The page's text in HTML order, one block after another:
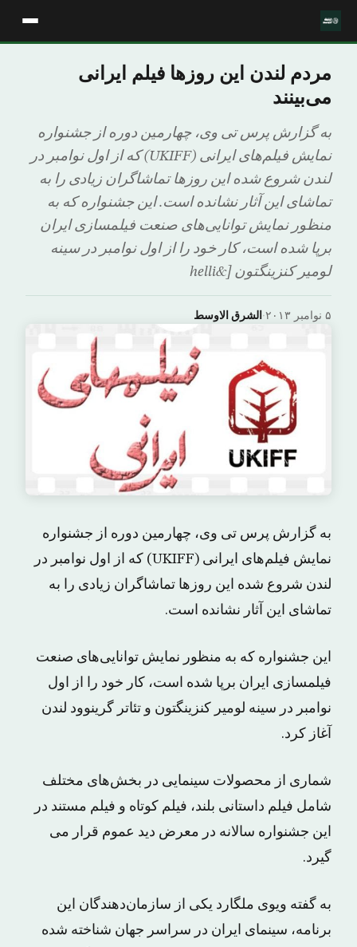
مردم لندن این روزها فیلم ایرانی
می‌بینند
به گزارش پرس تی وی، چهارمین دوره از جشنواره
نمایش فیلم‌های ایرانی (UKIFF) که از اول نوامبر در
لندن شروع شده این روزها تماشاگران زیادی را به
تماشای این آثار نشانده است. این جشنواره که به
منظور نمایش توانایی‌های صنعت فیلمسازی ایران
برپا شده است، کار خود را از اول نوامبر در سینه
لومیر کنزینگتون [&helli
الشرق الاوسط· ۵ نوامبر ۲۰۱۳
به گزارش پرس تی وی، چهارمین دوره از جشنواره
نمایش فیلم‌های ایرانی (UKIFF) که از اول نوامبر در
لندن شروع شده این روزها تماشاگران زیادی را به
تماشای این آثار نشانده است.
این جشنواره که به منظور نمایش توانایی‌های صنعت
فیلمسازی ایران برپا شده است، کار خود را از اول
نوامبر در سینه لومیر کنزینگتون و تئاتر گرینوود لندن
آغاز کرد.
شماری از محصولات سینمایی در بخش‌های مختلف
شامل فیلم داستانی بلند، فیلم کوتاه و فیلم مستند در
این جشنواره سالانه در معرض دید عموم قرار می
گیرد.
به گفته ویوی ملگارد یکی از سازمان‌دهندگان این
برنامه، سینمای ایران در سراسر جهان شناخته شده